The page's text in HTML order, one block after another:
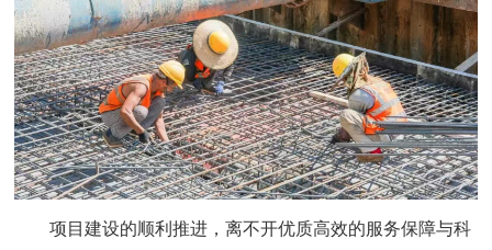
项目建设的顺利推进，离不开优质高效的服务保障与科